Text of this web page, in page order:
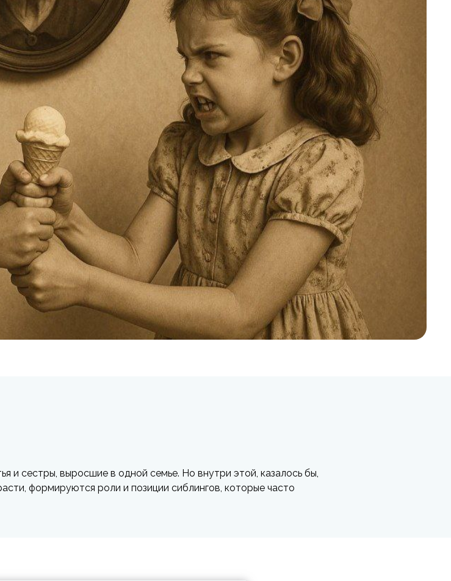
и сестры, выросшие в одной семье. Но внутри этой, казалось бы,
формируются роли и позиции сиблингов, которые часто